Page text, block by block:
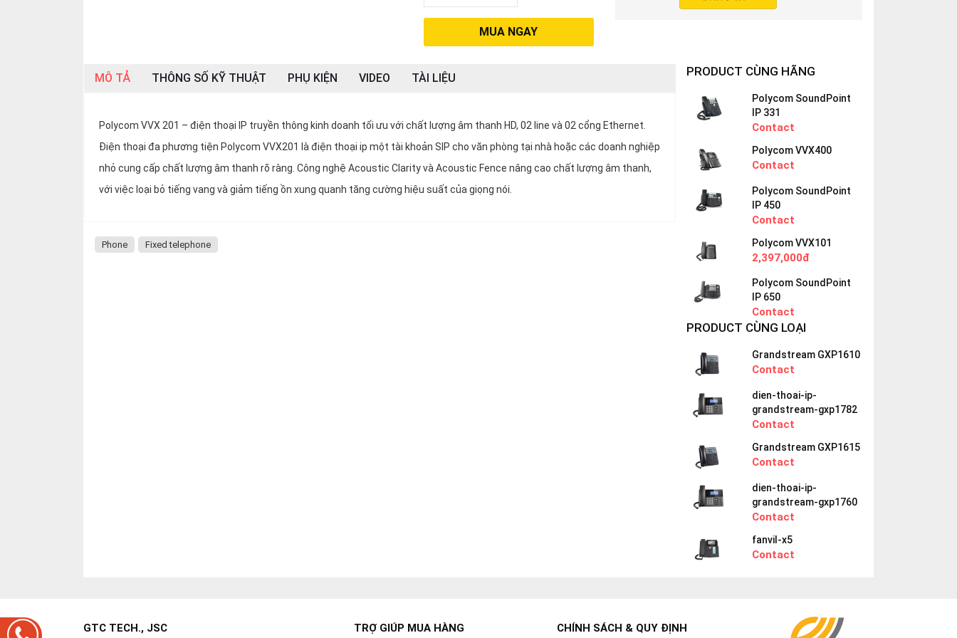
MUA NGAY
MÔ TẢ THÔNG SỐ KỸ THUẬT PHỤ KIỆN VIDEO TÀI LIỆU
Polycom VVX 201 – điện thoại IP truyền thông kinh doanh tối ưu với chất lượng âm thanh HD, 02 line và 02 cổng Ethernet.
Điện thoại đa phương tiện Polycom VVX201 là điện thoại ip một tài khoản SIP cho văn phòng tại nhà hoặc các doanh nghiệp
nhỏ cung cấp chất lượng âm thanh rõ ràng. Công nghệ Acoustic Clarity và Acoustic Fence nâng cao chất lượng âm thanh,
với việc loại bỏ tiếng vang và giảm tiếng ồn xung quanh tăng cường hiệu suất của giọng nói.
Phone Fixed telephone
PRODUCT CÙNG HÃNG
Polycom SoundPoint
IP 331
Contact
Polycom VVX400
Contact
Polycom SoundPoint
IP 450
Contact
Polycom VVX101
2,397,000đ
Polycom SoundPoint
IP 650
Contact
PRODUCT CÙNG LOẠI
Grandstream GXP1610
Contact
dien-thoai-ip-
grandstream-gxp1782
Contact
Grandstream GXP1615
Contact
dien-thoai-ip-
grandstream-gxp1760
Contact
fanvil-x5
Contact
GTC TECH., JSC TRỢ GIÚP MUA HÀNG CHÍNH SÁCH & QUY ĐỊNH